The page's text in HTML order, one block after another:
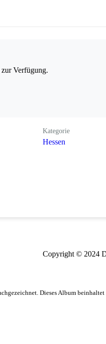
Verfügung.
Kategorie
Hessen
Copyright © 2024
Dieses Album